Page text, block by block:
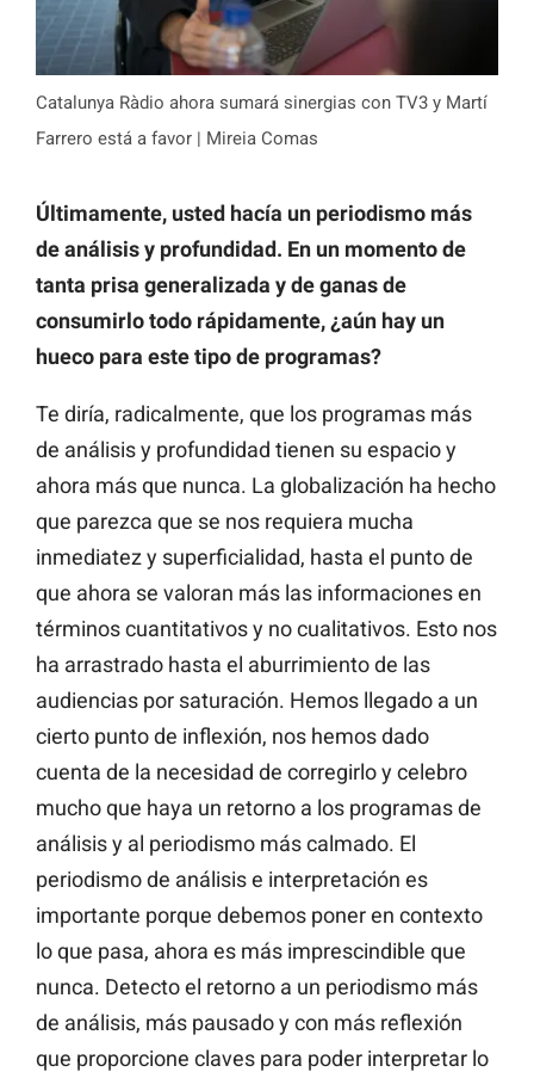
Catalunya Ràdio ahora sumará sinergias con TV3 y Martí
Farrero está a favor | Mireia Comas
Últimamente, usted hacía un periodismo más
de análisis y profundidad. En un momento de
tanta prisa generalizada y de ganas de
consumirlo todo rápidamente, ¿aún hay un
hueco para este tipo de programas?
Te diría, radicalmente, que los programas más
de análisis y profundidad tienen su espacio y
ahora más que nunca. La globalización ha hecho
que parezca que se nos requiera mucha
inmediatez y superficialidad, hasta el punto de
que ahora se valoran más las informaciones en
términos cuantitativos y no cualitativos. Esto nos
ha arrastrado hasta el aburrimiento de las
audiencias por saturación. Hemos llegado a un
cierto punto de inflexión, nos hemos dado
cuenta de la necesidad de corregirlo y celebro
mucho que haya un retorno a los programas de
análisis y al periodismo más calmado. El
periodismo de análisis e interpretación es
importante porque debemos poner en contexto
lo que pasa, ahora es más imprescindible que
nunca. Detecto el retorno a un periodismo más
de análisis, más pausado y con más reflexión
que proporcione claves para poder interpretar lo